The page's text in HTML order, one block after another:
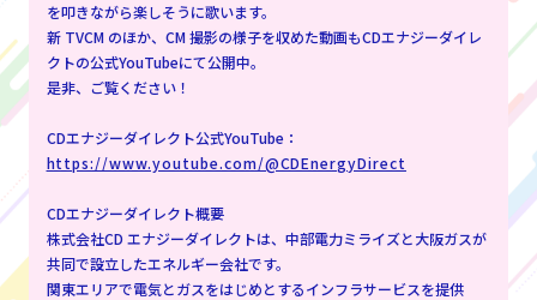
を叩きながら楽しそうに歌います。
新 TVCM のほか、CM 撮影の様子を収めた動画もCDエナジーダイレ
クトの公式YouTubeにて公開中。
是非、ご覧ください！
CDエナジーダイレクト公式YouTube：
https://www.youtube.com/@CDEnergyDirect
CDエナジーダイレクト概要
株式会社CD エナジーダイレクトは、中部電力ミライズと大阪ガスが
共同で設立したエネルギー会社です。
関東エリアで電気とガスをはじめとするインフラサービスを提供